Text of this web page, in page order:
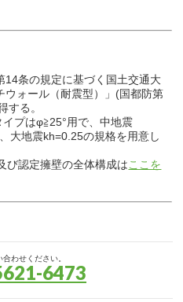
14条の規定に基づく国土交通大
ウォール（耐震型）」(国都防第
する。
プはφ≧25°用で、中地震
大地震kh=0.25の規格を用意し
び認定擁壁の全体構成はここを
わせください。
6473